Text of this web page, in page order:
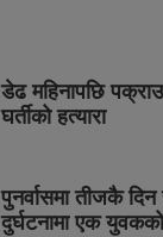
डेढ महिनापछि पक्राउ
घर्तीको हत्यारा
पुनर्वासमा तीजकै
दुर्घटनामा एक